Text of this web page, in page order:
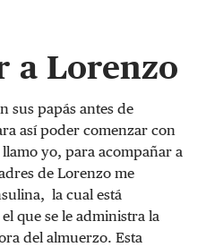
a Lorenzo
sus papás antes de
así poder comenzar con
yo, para acompañar a
de Lorenzo me
la cual está
que se le administra la
del almuerzo. Esta